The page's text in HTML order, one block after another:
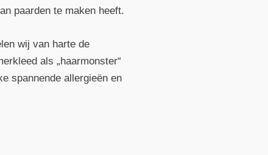
paarden te maken heeft.
wij van harte de
als „haarmonster“
spannende allergieën en